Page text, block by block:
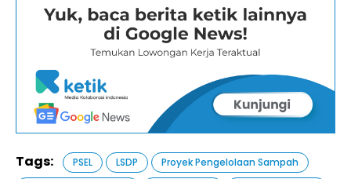
Tags: PSEL LSDP
Proyek Pengelolaan Sampah